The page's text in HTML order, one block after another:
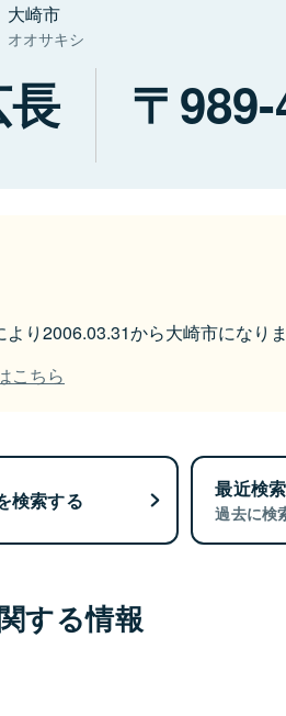
大崎市
オオサキシ
り2006.03.31から大崎市になり
こちら
検索する 最近検
過去に検
する情報